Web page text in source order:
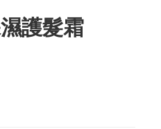
護髮霜